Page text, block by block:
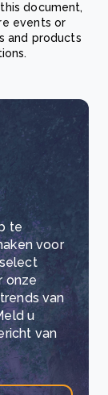
document,
events or
and products
te
voor
onze
van
u
van